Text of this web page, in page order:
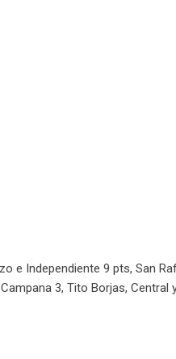
e Independiente 9 pts, San
3, Tito Borjas, Central